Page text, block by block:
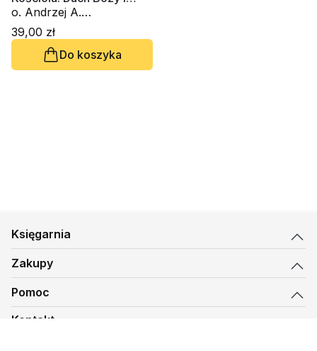
instytucja
o. Andrzej A.
Napiórkowski OSPPE
39,00 zł
Do koszyka
Księgarnia
Zakupy
Pomoc
Kontakt